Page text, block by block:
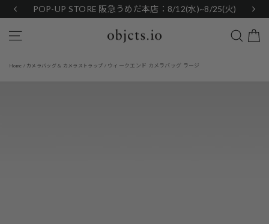
content
POP-UP STORE 阪急うめだ本店：8/12(水)~8/25(火)
Search
Home / カメラバッグ & カメラストラップ /ウィークエンド カメラバッグ ラージ